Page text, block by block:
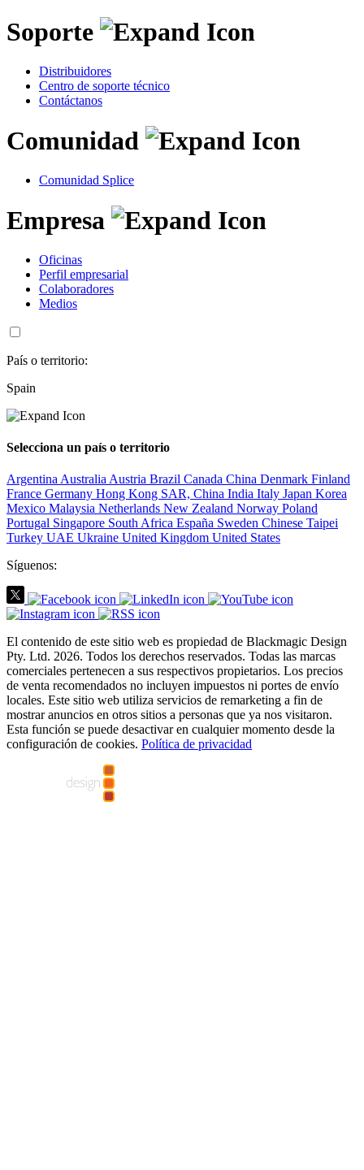
Soporte
Distribuidores
Centro de soporte técnico
Contáctanos
Comunidad
Comunidad Splice
Empresa
Oficinas
Perfil empresarial
Colaboradores
Medios
País o territorio:
Spain
Selecciona un país o territorio
ArgentinaAustraliaAustria Brazil Canada China Denmark Finland
France Germany Hong Kong SAR, China India Italy Japan Korea
Mexico Malaysia Netherlands New Zealand Norway Poland
Portugal Singapore South Africa España Sweden Chinese Taipei
Turkey UAE Ukraine United Kingdom United States
Síguenos:
El contenido de este sitio web es propiedad de Blackmagic Design
Pty. Ltd. 2026. Todos los derechos reservados. Todas las marcas
comerciales pertenecen a sus respectivos propietarios. Los precios
de venta recomendados no incluyen impuestos ni portes de envío
locales. Este sitio web utiliza servicios de remarketing a fin de
mostrar anuncios en otros sitios a personas que ya nos visitaron.
Esta función se puede desactivar en cualquier momento desde la
configuración de cookies. Política de privacidad